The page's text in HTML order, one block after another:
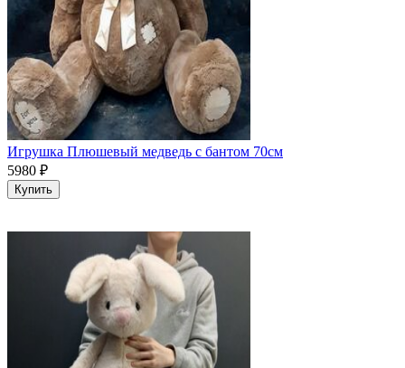
Игрушка Плюшевый медведь с бантом 70см
5980 ₽
Купить